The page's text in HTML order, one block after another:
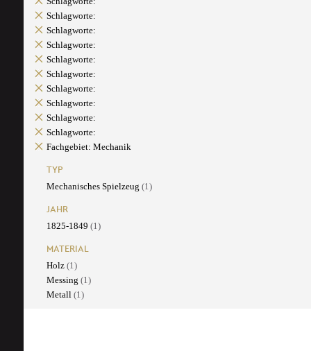
Schlagworte:
Schlagworte:
Schlagworte:
Schlagworte:
Schlagworte:
Schlagworte:
Schlagworte:
Schlagworte:
Schlagworte:
Fachgebiet: Mechanik
TYP
Mechanisches Spielzeug (1)
JAHR
1825-1849 (1)
MATERIAL
Holz (1)
Messing (1)
Metall (1)